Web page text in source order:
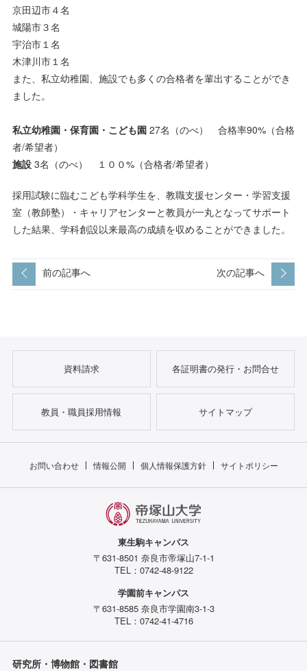
京田辺市４名
城陽市３名
宇治市１名
木津川市１名
また、私立幼稚園、施設でも多くの合格者を輩出することができ
ました。
私立幼稚園・保育園・こども園27名（のべ） 合格率90%（合格
者/希望者）
施設3名（のべ） １００%（合格者/希望者）
採用試験に臨むこども学科学生を、教職支援センター・学習支援
室（教師塾）・キャリアセンターと教員が一丸となってサポート
した結果、学科創設以来最高の成績を収めることができました。
前の記事へ 次の記事へ
資料請求 各証明書の発行・お問合せ
教員・職員採用情報 サイトマップ
お問い合わせ 情報公開 個人情報保護方針 サイトポリシー
東生駒キャンパス
〒631-8501 奈良市帝塚山7-1-1
TEL：0742-48-9122
学園前キャンパス
〒631-8585 奈良市学園南3-1-3
TEL：0742-41-4716
研究所・博物館・図書館